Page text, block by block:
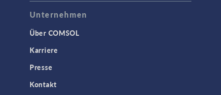
Unternehmen
Über COMSOL
Karriere
Presse
Kontakt